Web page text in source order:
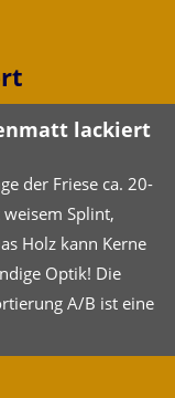
lackiert
der Friese ca. 20-
Splint,
Holz kann Kerne
Optik! Die
A/B ist eine